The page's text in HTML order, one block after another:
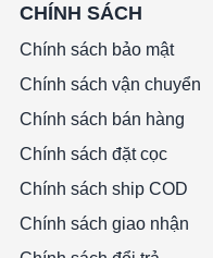
CHÍNH SÁCH
Chính sách bảo mật
Chính sách vận chuyển
Chính sách bán hàng
Chính sách đặt cọc
Chính sách ship COD
Chính sách giao nhận